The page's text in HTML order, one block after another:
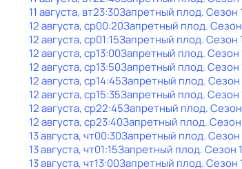
11 августа, вт23:30Запретный плод. Сезон 1
12 августа, ср00:20Запретный плод. Сезон
12 августа, ср01:15Запретный плод. Сезон 1
12 августа, ср13:00Запретный плод. Сезон
12 августа, ср13:50Запретный плод. Сезон
12 августа, ср14:45Запретный плод. Сезон
12 августа, ср15:35Запретный плод. Сезон
12 августа, ср22:45Запретный плод. Сезон
12 августа, ср23:40Запретный плод. Сезон
13 августа, чт00:30Запретный плод. Сезон
13 августа, чт01:15Запретный плод. Сезон 1
13 августа, чт13:00Запретный плод. Сезон 1